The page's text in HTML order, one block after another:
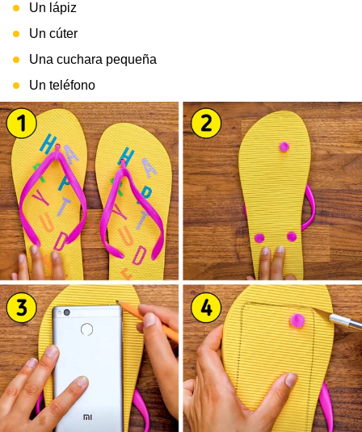
Un lápiz
Un cúter
Una cuchara pequeña
Un teléfono